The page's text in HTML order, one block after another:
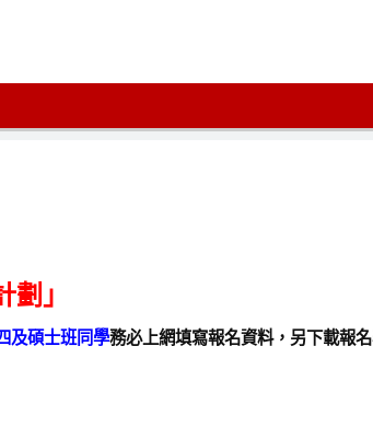
」
及碩士班同學務必上網填寫報名資料，另下載報